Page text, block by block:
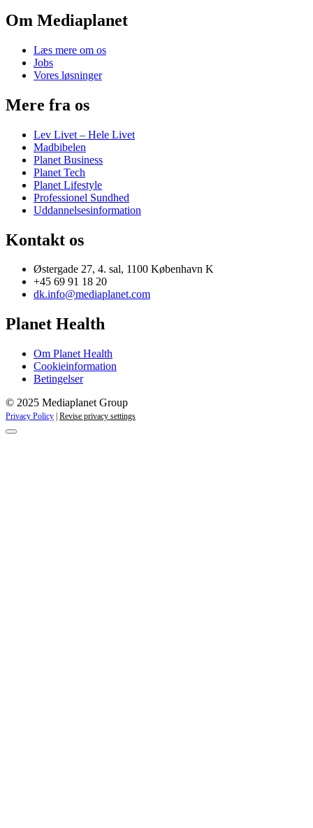
Om Mediaplanet
Læs mere om os
Jobs
Vores løsninger
Mere fra os
Lev Livet – Hele Livet
Madbibelen
Planet Business
Planet Tech
Planet Lifestyle
Professionel Sundhed
Uddannelsesinformation
Kontakt os
Østergade 27, 4. sal, 1100 København K
+45 69 91 18 20
dk.info@mediaplanet.com
Planet Health
Om Planet Health
Cookieinformation
Betingelser
© 2025 Mediaplanet Group
Privacy Policy Revise privacy settings